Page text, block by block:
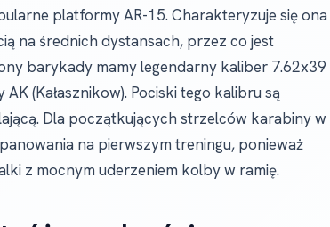
platformy AR-15. Charakteryzuje się ona
na średnich dystansach, przez co jest
barykady mamy legendarny kaliber 7.62x39
(Kałasznikow). Pociski tego kalibru są
Dla początkujących strzelców karabiny w
na pierwszym treningu, ponieważ
z mocnym uderzeniem kolby w ramię.